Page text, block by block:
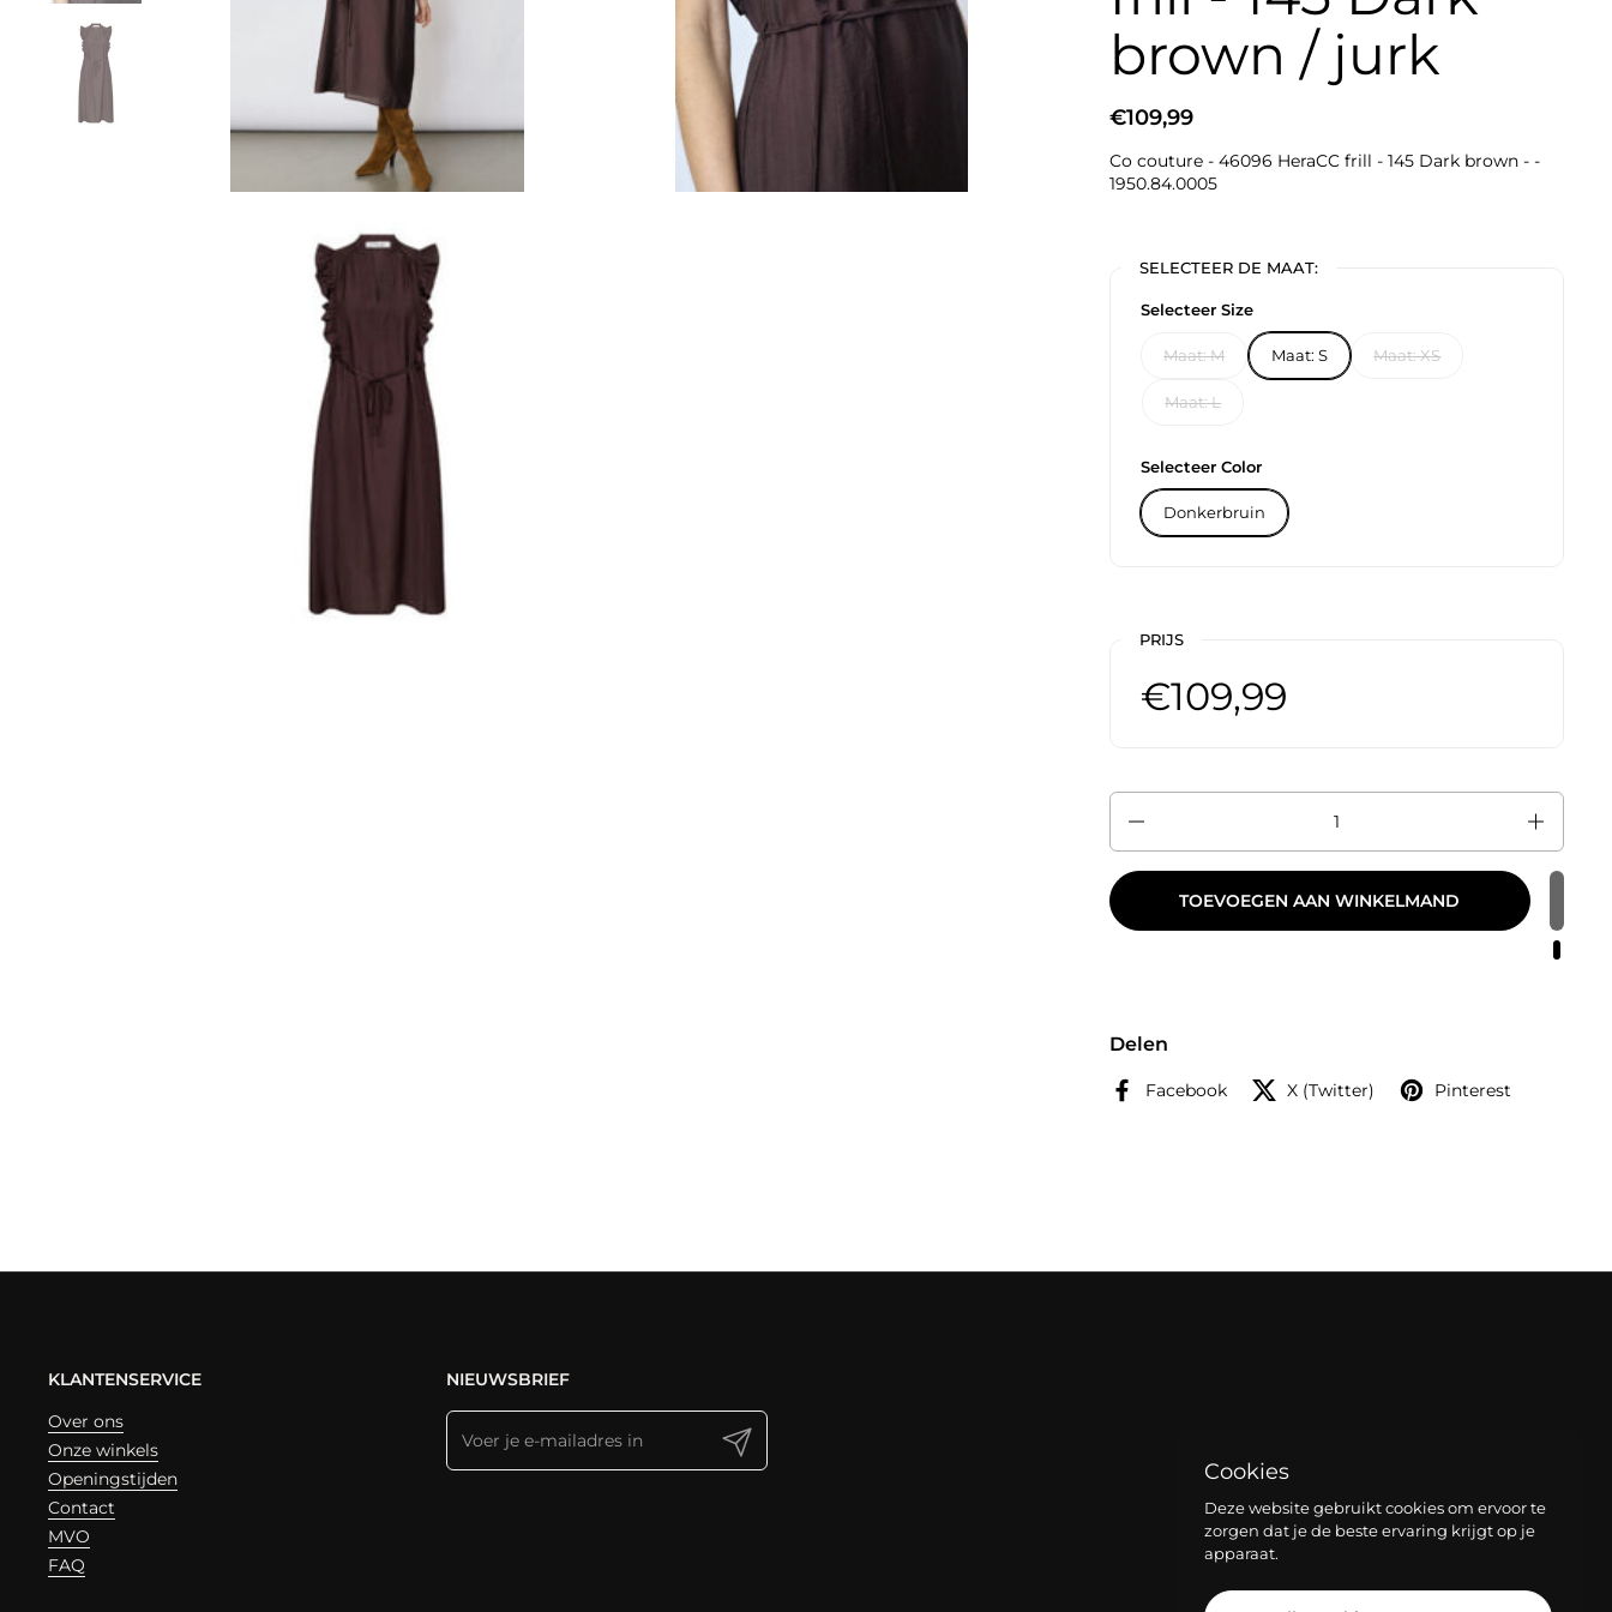
brown / jurk
€109,99
Co couture - 46096 HeraCC frill - 145 Dark brown - -
1950.84.0005
SELECTEER DE MAAT:
Selecteer Size
Maat: M Maat: S Maat: XS
Maat: L
Selecteer Color
Donkerbruin
PRIJS
€109,99
Aantal
TOEVOEGEN AAN WINKELMAND
Delen
Facebook X (Twitter) Pinterest
KLANTENSERVICE
Over ons
Onze winkels
Openingstijden
Contact
MVO
FAQ
NIEUWSBRIEF
Verzenden
Cookies
Deze website gebruikt cookies om ervoor te
zorgen dat je de beste ervaring krijgt op je
apparaat.